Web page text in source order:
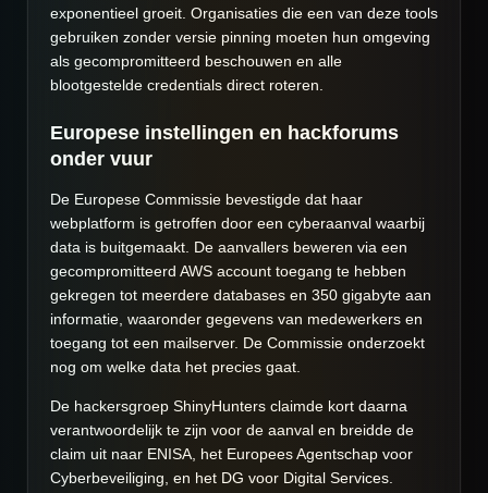
exponentieel groeit. Organisaties die een van deze tools
gebruiken zonder versie pinning moeten hun omgeving
als gecompromitteerd beschouwen en alle
blootgestelde credentials direct roteren.
Europese instellingen en hackforums
onder vuur
De Europese Commissie bevestigde dat haar
webplatform is getroffen door een cyberaanval waarbij
data is buitgemaakt. De aanvallers beweren via een
gecompromitteerd AWS account toegang te hebben
gekregen tot meerdere databases en 350 gigabyte aan
informatie, waaronder gegevens van medewerkers en
toegang tot een mailserver. De Commissie onderzoekt
nog om welke data het precies gaat.
De hackersgroep ShinyHunters claimde kort daarna
verantwoordelijk te zijn voor de aanval en breidde de
claim uit naar ENISA, het Europees Agentschap voor
Cyberbeveiliging, en het DG voor Digital Services.